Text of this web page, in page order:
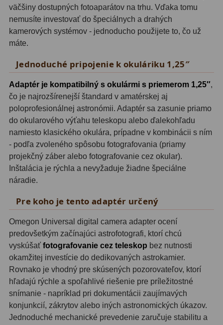
Redukcia 1,25" a 2" 17
Okulárové výťahy a ostrenie
Hľadáčiky 25
Binohlavy 3
Kolimátory22
Svietidlá5
Čistiace prostriedky28
Púzdra a kufre64
Iné10
Montáže93
Azimutálne AZ5
Equatoriálne EQ
Fotografické montáže5
Statívy a piliere3
Tubusové kruhy10
väčšiny dostupných fotoaparátov na trhu. Vďaka tomu
nemusíte investovať do špeciálnych a drahých
kamerových systémov - jednoducho použijete to, čo už
máte.
Jednoduché pripojenie k okuláriku 1,25″
Adaptér je kompatibilný s okulármi s priemerom 1,25″,
čo je najrozšírenejší štandard v amatérskej aj
poloprofesionálnej astronómii. Adaptér sa zasunie priamo
do okularového výťahu teleskopu alebo ďalekohľadu
namiesto klasického okulára, prípadne v kombinácii s ním
- podľa zvoleného spôsobu fotografovania (priamy
projekčný záber alebo fotografovanie cez okular).
Inštalácia je rýchla a nevyžaduje žiadne špeciálne
náradie.
Pre koho je tento adaptér určený
Omegon Universal digital camera adapter ocení
predovšetkým začínajúci astrofotografi, ktorí chcú
vyskúšať fotografovanie cez teleskop bez nutnosti
okamžitej investície do dedikovaných astrokamier.
Rovnako je vhodný pre skúsených pozorovateľov, ktorí
hľadajú rýchle a spoľahlivé riešenie pre príležitostné
snímanie - napríklad pri dokumentácii zaujímavých
konjunkcií, zákrytov alebo iných astronomických úkazov.
Jednoduché mechanické prevedenie zaručuje stabilitu a